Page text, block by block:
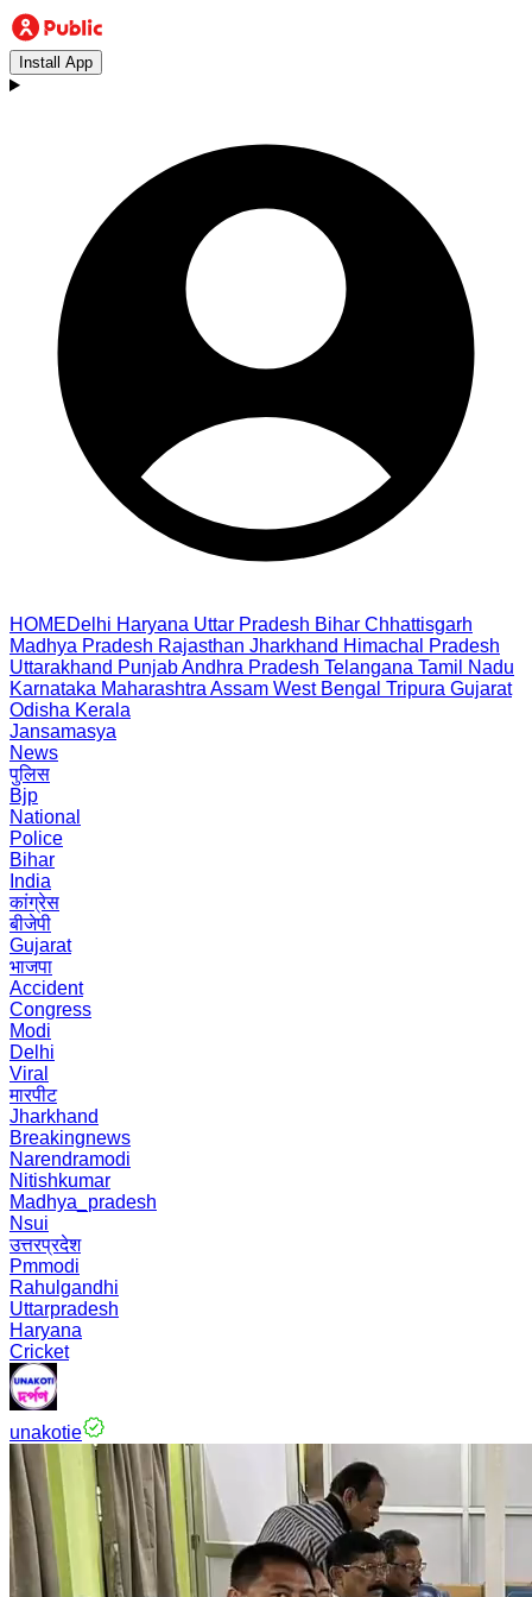
Install App
HOMEDelhi Haryana Uttar Pradesh Bihar Chhattisgarh
Madhya Pradesh Rajasthan Jharkhand Himachal Pradesh
Uttarakhand PunjabAndhra Pradesh Telangana Tamil Nadu
Karnataka Maharashtra Assam West Bengal Tripura Gujarat
Odisha Kerala
Jansamasya
News
पुलिस
Bjp
National
Police
Bihar
India
कांग्रेस
बीजेपी
Gujarat
भाजपा
Accident
Congress
Modi
Delhi
Viral
मारपीट
Jharkhand
Breakingnews
Narendramodi
Nitishkumar
Madhya_pradesh
Nsui
उत्तरप्रदेश
Pmmodi
Rahulgandhi
Uttarpradesh
Haryana
Cricket
unakotie